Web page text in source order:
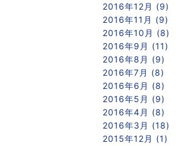
2016年12月 (9)
2016年11月 (9)
2016年10月 (8)
2016年9月 (11)
2016年8月 (9)
2016年7月 (8)
2016年6月 (8)
2016年5月 (9)
2016年4月 (8)
2016年3月 (18)
2015年12月 (1)